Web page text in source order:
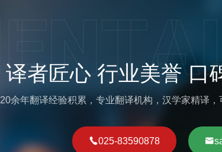
译者匠心 行业美誉 口
20余年翻译经验积累，专业翻译机构，汉学家精译
025-83590878